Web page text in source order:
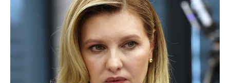
Передрук без посилання на Ibilingua.com. заборонено.